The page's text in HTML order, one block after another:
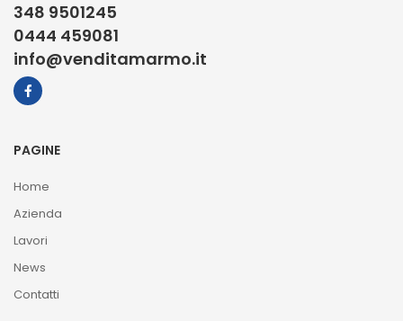
348 9501245
0444 459081
info@venditamarmo.it
PAGINE
Home
Azienda
Lavori
News
Contatti